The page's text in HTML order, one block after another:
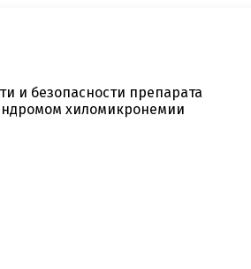
и безопасности препарата
хиломикронемии